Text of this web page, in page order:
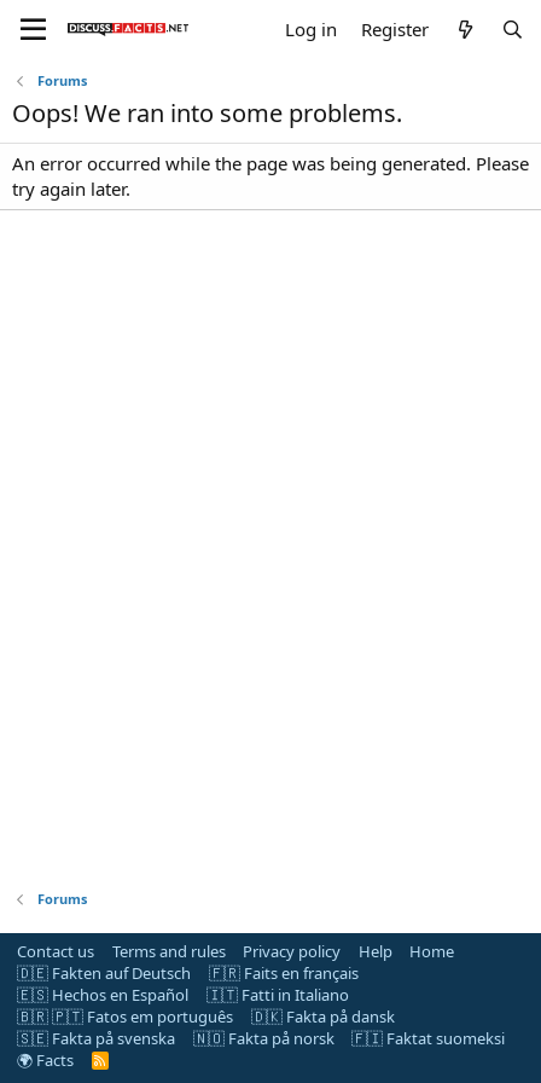
Log in Register
Forums
Oops! We ran into some problems.
An error occurred while the page was being generated. Please
try again later.
Forums
Contact us Terms and rules Privacy policy Help
Home
🇩🇪 Fakten auf Deutsch
🇫🇷 Faits en français
🇪🇸 Hechos en Español
🇮🇹 Fatti in Italiano
🇧🇷 🇵🇹 Fatos em português
🇩🇰 Fakta på dansk
🇸🇪 Fakta på svenska
🇳🇴 Fakta på norsk
🇫🇮 Faktat suomeksi
🌍 Facts
R